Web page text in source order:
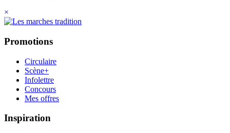
×
Promotions
Circulaire
Scène+
Infolettre
Concours
Mes offres
Inspiration